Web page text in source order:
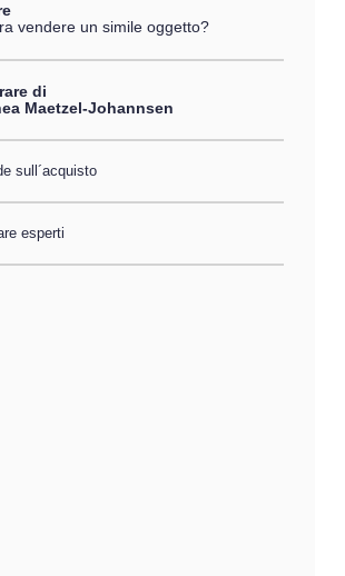
vendere un simile oggetto?
di
Maetzel-Johannsen
sull´acquisto
esperti